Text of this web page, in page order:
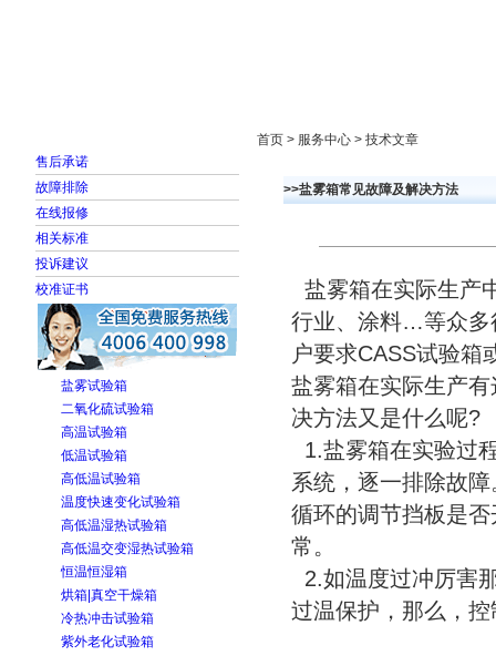
售后承诺
故障排除
在线报修
相关标准
投诉建议
校准证书
盐雾试验箱
二氧化硫试验箱
高温试验箱
低温试验箱
高低温试验箱
温度快速变化试验箱
高低温湿热试验箱
高低温交变湿热试验箱
恒温恒湿箱
烘箱|真空干燥箱
冷热冲击试验箱
紫外老化试验箱
首页 > 服务中心 > 技术文章
>>盐雾箱常见故障及解决方法
盐雾箱在实际生产
行业、涂料…等众多
户要求CASS试验箱
盐雾箱在实际生产
决方法又是什么呢?
1.盐雾箱在实验过
系统，逐一排除故
循环的调节挡板是
常。
2.如温度过冲厉害
过温保护，那么，